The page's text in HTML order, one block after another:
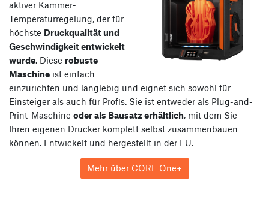
aktiver Kammer-
Temperaturregelung, der für
höchste Druckqualität und
Geschwindigkeit entwickelt
wurde. Diese robuste
Maschine ist einfach
einzurichten und langlebig und eignet sich sowohl für
Einsteiger als auch für Profis. Sie ist entweder als Plug-and-
Print-Maschine oder als Bausatz erhältlich, mit dem Sie
Ihren eigenen Drucker komplett selbst zusammenbauen
können. Entwickelt und hergestellt in der EU.
Mehr über CORE One+